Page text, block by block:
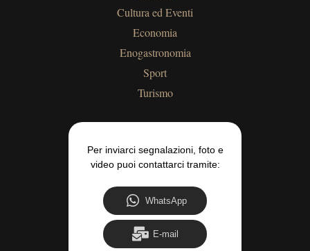
Cultura ed Eventi
Economia
Enogastronomia
Sport
Turismo
Per inviarci segnalazioni, foto e
video puoi contattarci tramite:
WhatsApp
E-mail